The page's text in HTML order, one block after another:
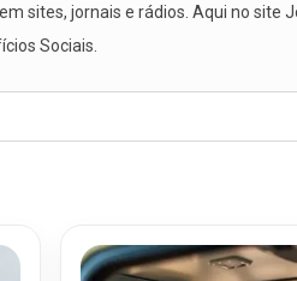
sites, jornais e rádios. Aqui no site
Sociais.